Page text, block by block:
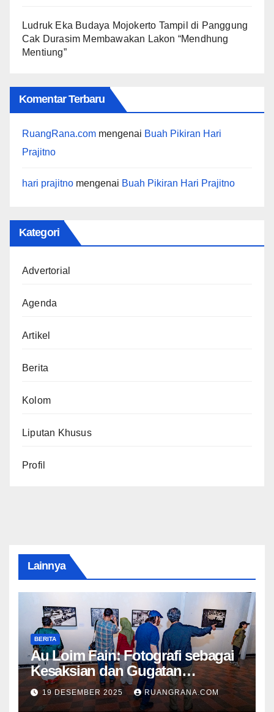
Ludruk Eka Budaya Mojokerto Tampil di Panggung
Cak Durasim Membawakan Lakon “Mendhung
Mentiung”
Komentar Terbaru
RuangRana.com mengenai Buah Pikiran Hari
Prajitno
hari prajitno mengenai Buah Pikiran Hari Prajitno
Kategori
Advertorial
Agenda
Artikel
Berita
Kolom
Liputan Khusus
Profil
Lainnya
BERITA
Au Loim Fain: Fotografi sebagai
Kesaksian dan Gugatan
Kemanusiaan
19 DESEMBER 2025 RUANGRANA.COM